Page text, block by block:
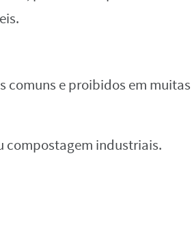
comuns e proibidos em muitas
compostagem industriais.